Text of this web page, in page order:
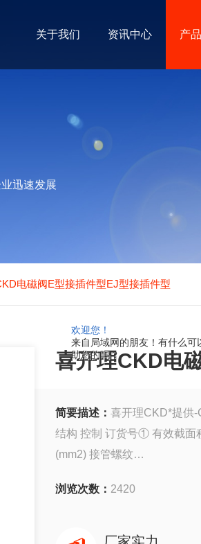
欢迎您！
来自局域网的朋友！有什么可
助您的吗？
关于我们 资讯中心 产
迅速发展
电磁阀E型接插件型EJ型接插件型
喜开理CKD电
简要描述： 喜开理CKD*提供
结构 控制 订货号① 有效截面
(mm2) 接管螺纹
(MPa) 换向时间
介质温度
浏览次数： 2420